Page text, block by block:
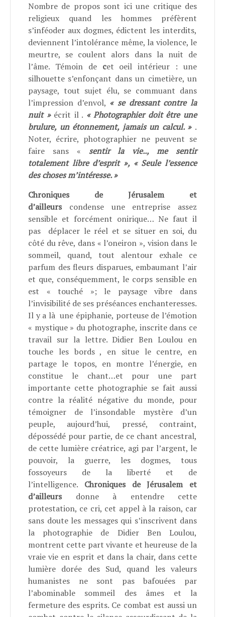
Nombre de propos sont ici une critique des
religieux quand les hommes préfèrent
s’inféoder aux dogmes, édictent les interdits,
deviennent l’intolérance même, la violence, le
meurtre, se coulent alors dans la nuit de
l’âme. Témoin decet oeil intérieur : une
silhouette s’enfonçant dans un cimetière, un
paysage, tout sujet élu, se commuant dans
l’impression d’envol, « se dressant contre la
nuit »écrit il . « Photographier doit être une
brulure, un étonnement, jamais un calcul. » .
Noter, écrire, photographier ne peuvent se
faire sans « sentir la vie.., me sentir
totalement libre d’esprit », « Seule l’essence
des choses m’intéresse. »
Chroniques de Jérusalem et
d’ailleurscondense une entreprise assez
sensible et forcément onirique… Ne faut il
pas
déplacer le réel et se situer en soi, du
côté du rêve, dans « l’oneiron », vision dans le
sommeil, quand, tout alentour exhale ce
parfum des fleurs disparues, embaumant l’air
et que, conséquemment, le corps sensible en
est « touché »; le paysage vibre dans
l’invisibilité de ses préséances enchanteresses.
Il y a là une épiphanie, porteuse de l’émotion
« mystique » du photographe, inscrite dans ce
travail sur la lettre. Didier Ben Loulou en
touche les bords , en situe le centre, en
partage le topos, en montre l’énergie, en
constitue le chant…et pour une part
importante cette photographie se fait aussi
contre la réalité négative du monde, pour
témoigner de l’insondable mystère d’un
peuple, aujourd’hui, pressé, contraint,
dépossédé pour partie, de ce chant ancestral,
de cette lumière créatrice, agi par l’argent, le
pouvoir, la guerre, les dogmes, tous
fossoyeurs de la liberté et de
l’intelligence. Chroniques de Jérusalem et
d’ailleurs donne à entendre cette
protestation, ce cri, cet appel à la raison, car
sans doute les messages qui s’inscrivent dans
la photographie de Didier Ben Loulou,
montrent cette part vivante et heureuse de la
vraie vie en esprit et dans la chair, dans cette
lumière dorée des Sud, quand les valeurs
humanistes ne sont pas bafouées par
l’abominable sommeil des âmes et la
fermeture des esprits. Ce combat est aussi un